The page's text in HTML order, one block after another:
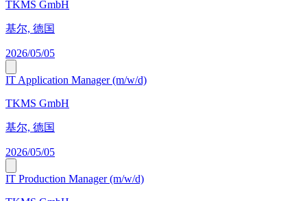
TKMS GmbH
基尔, 德国
2026/05/05
IT Application Manager (m/w/d)
TKMS GmbH
基尔, 德国
2026/05/05
IT Production Manager (m/w/d)